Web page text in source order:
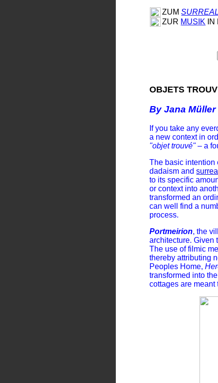
ZUM
ZUR MUSIK IN
OBJETS
By Jana Müller
If you take any
a new context in
"objet trouvé"– a
The basic intention
dadaism and
to its specific
or context into
transformed an
can well find a
process.
Portmeirion, the
architecture. Given
The use of filmic
thereby attributing
Peoples Home,
transformed into
cottages are